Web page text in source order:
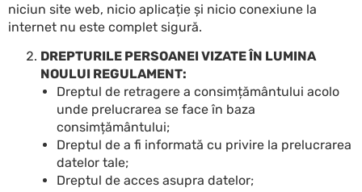
niciun site web, nicio aplicație și nicio conexiune la
internet nu este complet sigură.
DREPTURILE PERSOANEI VIZATE ÎN LUMINA
NOULUI REGULAMENT:
Dreptul de retragere a consimțământului acolo
unde prelucrarea se face în baza
consimțământului;
Dreptul de a fi informată cu privire la prelucrarea
datelor tale;
Dreptul de acces asupra datelor;